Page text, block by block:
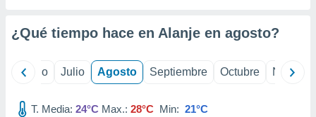
mediante
publicidad
¿Qué tiempo hace en Alanje en agosto?
Junio Julio Agosto Septiembre Octubre
T. Media: 24°C Max.: 28°C Min: 21°C